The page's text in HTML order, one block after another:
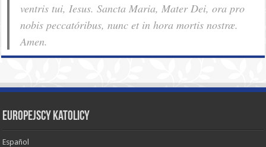
ventris tui, Iesus. Sancta Maria, Mater Dei, ora pro
nobis pec­ca­tóribus, nunc et in hora mortis nostræ.
Amen.
Europejscy katolicy
Español